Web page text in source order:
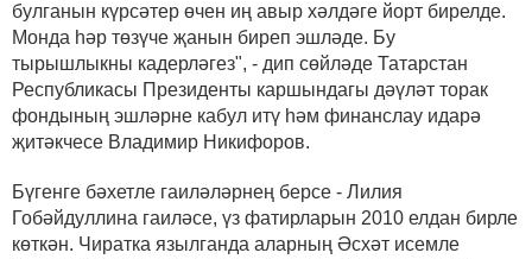
булганын күрсәтер өчен иң авыр хәлдәге йорт бирелде.
Монда һәр төзүче җанын биреп эшләде. Бу
тырышлыкны кадерләгез", - дип сөйләде Татарстан
Республикасы Президенты каршындагы дәүләт торак
фондының эшләрне кабул итү һәм финанслау идарә
җитәкчесе Владимир Никифоров.
Бүгенге бәхетле гаиләләрнең берсе - Лилия
Гобәйдуллина гаиләсе, үз фатирларын 2010 елдан бирле
көткән. Чиратка язылганда аларның Әсхәт исемле